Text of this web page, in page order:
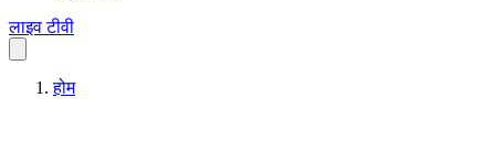
लाइव टीवी
होम